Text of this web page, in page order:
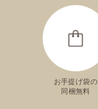
お手提げ袋の
同梱無料